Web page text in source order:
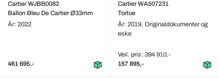
Cartier WJBB0082
Ballon Bleu De Cartier Ø33mm
År: 2022
461 695,-
Cartier WA507231
Tortue
År: 2019, Originaldokumenter og
eske
Veil. pris: 394 910,-
157 895,-